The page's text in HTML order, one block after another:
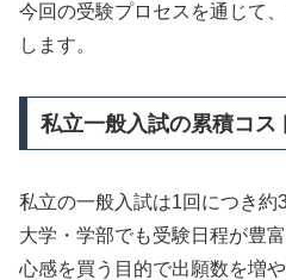
今回の受験プロセスを通じて
します。
私立一般入試の累積コス
私立の一般入試は1回につき約
大学・学部でも受験日程が豊
心感を買う目的で出願数を増